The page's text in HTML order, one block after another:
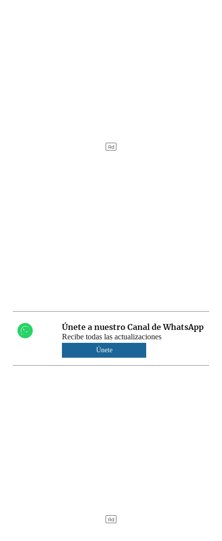
Únete a nuestro Canal de WhatsApp
Recibe todas las actualizaciones
Únete